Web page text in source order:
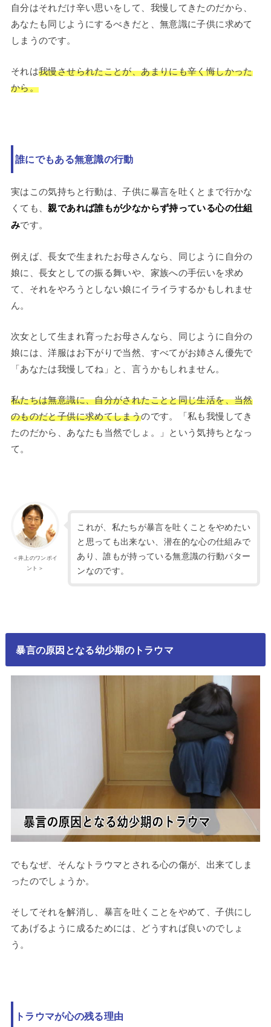
自分はそれだけ辛い思いをして、我慢してきたのだから、
あなたも同じようにするべきだと、無意識に子供に求めて
しまうのです。
それは我慢させられたことが、あまりにも辛く悔しかった
から。
誰にでもある無意識の行動
実はこの気持ちと行動は、子供に暴言を吐くとまで行かな
くても、親であれば誰もが少なからず持っている心の仕組
みです。
例えば、長女で生まれたお母さんなら、同じように自分の
娘に、長女としての振る舞いや、家族への手伝いを求め
て、それをやろうとしない娘にイライラするかもしれませ
ん。
次女として生まれ育ったお母さんなら、同じように自分の
娘には、洋服はお下がりで当然、すべてがお姉さん優先で
「あなたは我慢してね」と、言うかもしれません。
私たちは無意識に、自分がされたことと同じ生活を、当然
のものだと子供に求めてしまうのです。「私も我慢してき
たのだから、あなたも当然でしょ。」という気持ちとなっ
て。
＜井上のワンポイ
ント＞
これが、私たちが暴言を吐くことをやめたい
と思っても出来ない、潜在的な心の仕組みで
あり、誰もが持っている無意識の行動パター
ンなのです。
暴言の原因となる幼少期のトラウマ
でもなぜ、そんなトラウマとされる心の傷が、出来てしま
ったのでしょうか。
そしてそれを解消し、暴言を吐くことをやめて、子供にし
てあげるように成るためには、どうすれば良いのでしょ
う。
トラウマが心の残る理由